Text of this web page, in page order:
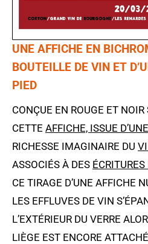
UNE AFFICHE EN
BOUTEILLE DE VIN ET
PIED
CONÇUE EN ROUGE ET
CETTE AFFICHE, ISSUE
RICHESSE IMAGINAIRE DU
ASSOCIÉS À DES
CE TIRAGE D’UNE AFFICHE
LES EFFLUVES DE VIN
L’EXTÉRIEUR DU VERRE
LIÈGE EST ENCORE